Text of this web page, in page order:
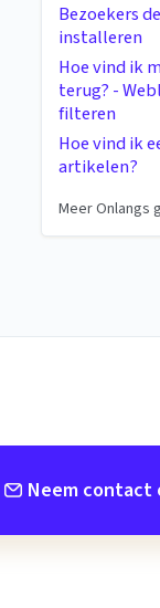
Bezoekers
installeren
Hoe vind ik
terug? -
filteren
Hoe vind ik
artikelen?
Meer Onlangs
Neem contact